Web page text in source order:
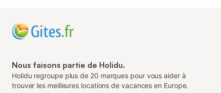
Nous faisons partie de Holidu.
Holidu regroupe plus de 20 marques pour vous aider à
trouver les meilleures locations de vacances en Europe.